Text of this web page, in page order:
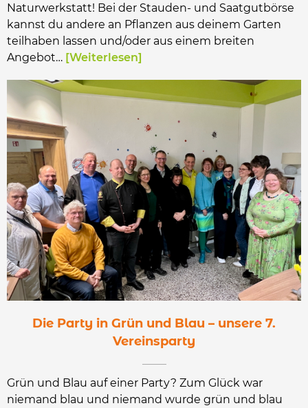
Naturwerkstatt! Bei der Stauden- und Saatgutbörse
kannst du andere an Pflanzen aus deinem Garten
teilhaben lassen und/oder aus einem breiten
Angebot… Weiterlesen
Die Party in Grün und Blau – unsere 7.
Vereinsparty
Grün und Blau auf einer Party? Zum Glück war
niemand blau und niemand wurde grün und blau